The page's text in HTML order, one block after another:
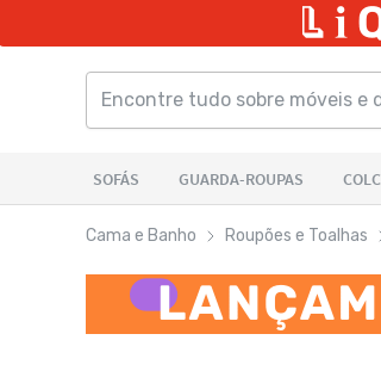
Cama e Banho Roupões e Toalhas